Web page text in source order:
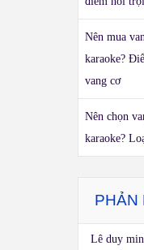
Nên mua
karaoke?
vang cơ
Nên chọn
karaoke?
PHẢN
Lê duy